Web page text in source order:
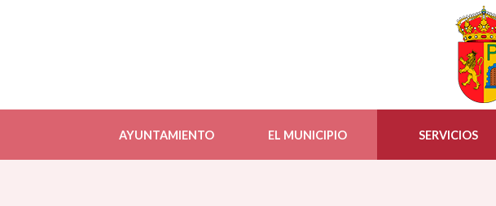
AYUNTAMIENTO EL MUNICIPIO SERVICIOS